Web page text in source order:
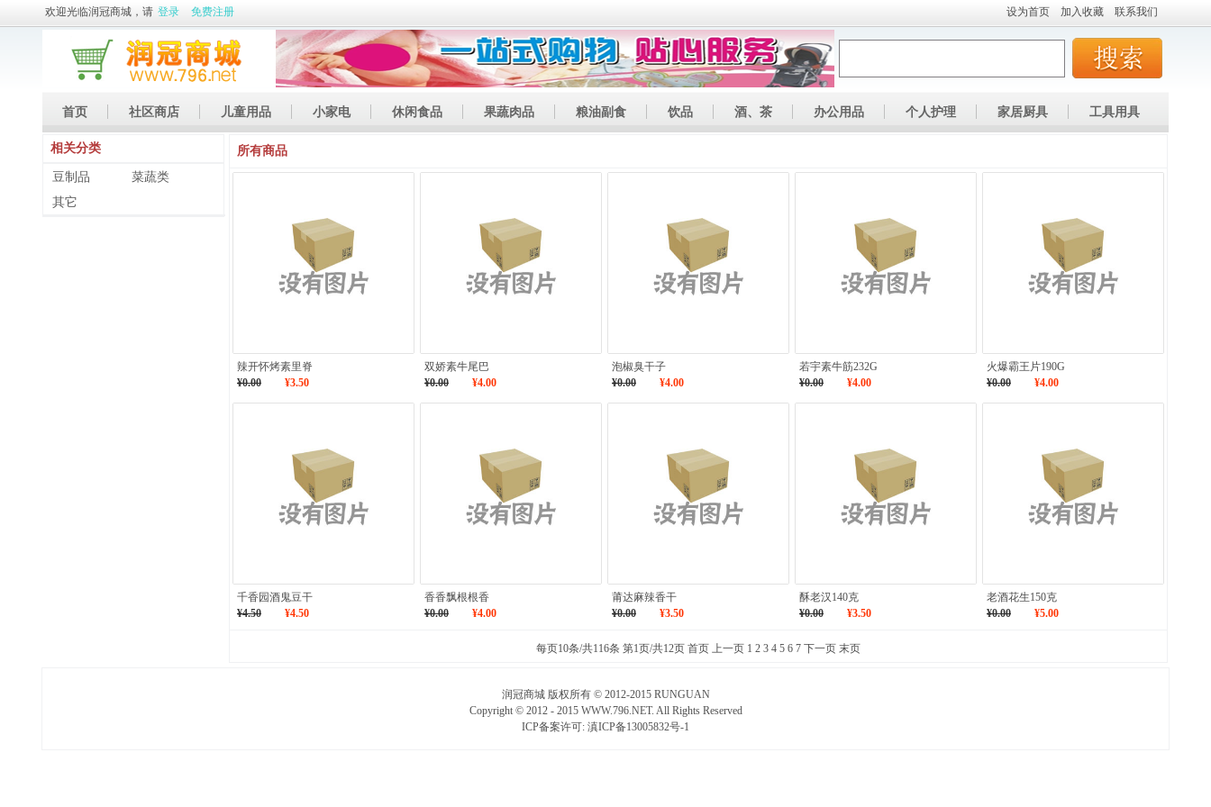
欢迎光临润冠商城，请 登录 免费注册 设为首页 加入收藏 联系我们
首页 社区商店 儿童用品 小家电 休闲食品 果蔬肉品 粮油副食 饮品 酒、茶 办公用品 个人护理 家居厨具 工具用具
休闲娱乐 土特产
相关分类
豆制品
菜蔬类
其它
所有商品
辣开怀烤素里脊
¥0.00
¥3.50
双娇素牛尾巴
¥0.00
¥4.00
泡椒臭干子
¥0.00
¥4.00
若宇素牛筋232G
¥0.00
¥4.00
火爆霸王片190G
¥0.00
¥4.00
千香园酒鬼豆干
¥4.50
¥4.50
香香飘根根香
¥0.00
¥4.00
莆达麻辣香干
¥0.00
¥3.50
酥老汉140克
¥0.00
¥3.50
老酒花生150克
¥0.00
¥5.00
每页10条/共116条 第1页/共12页 首页 上一页 1 2 3 4 5 6 7 下一页 末页
润冠商城 版权所有 © 2012-2015 RUNGUAN
Copyright © 2012 - 2015 WWW.796.NET. All Rights Reserved
ICP备案许可: 滇ICP备13005832号-1